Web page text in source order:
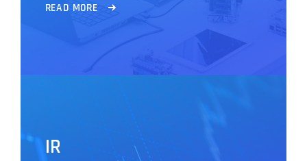
READ MORE
IR